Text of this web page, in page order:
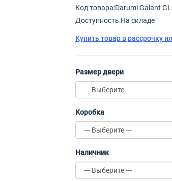
Код товарa:Darumi Galant
Доступность:На складе
Купить товар в рассрочку
Размер двери
Коробка
Наличник